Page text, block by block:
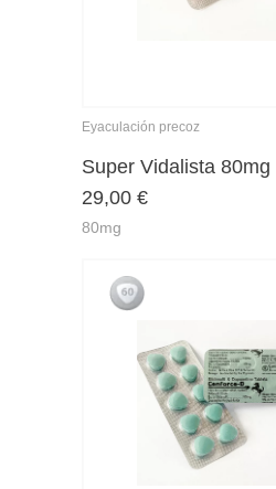
Eyaculación precoz
Super Vidalista 80mg
29,00 €
80mg